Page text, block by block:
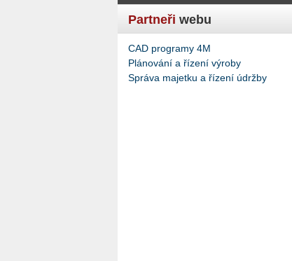
Partneři webu
CAD programy 4M
Plánování a řízení výroby
Správa majetku a řízení údržby